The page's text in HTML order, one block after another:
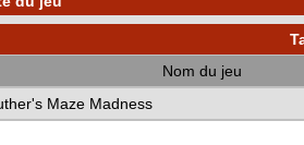
Nom du jeu
Maze Madness